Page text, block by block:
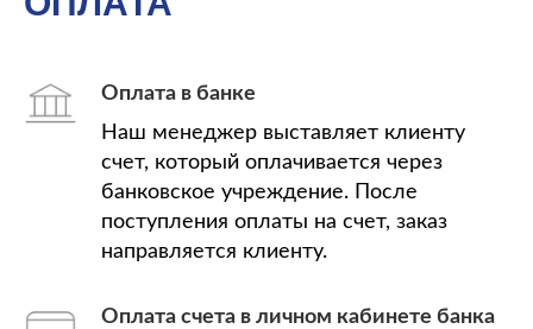
Оплата в банке
Наш менеджер выставляет клиенту
счет, который оплачивается через
банковское учреждение. После
поступления оплаты на счет, заказ
направляется клиенту.
Оплата счета в личном кабинете банка